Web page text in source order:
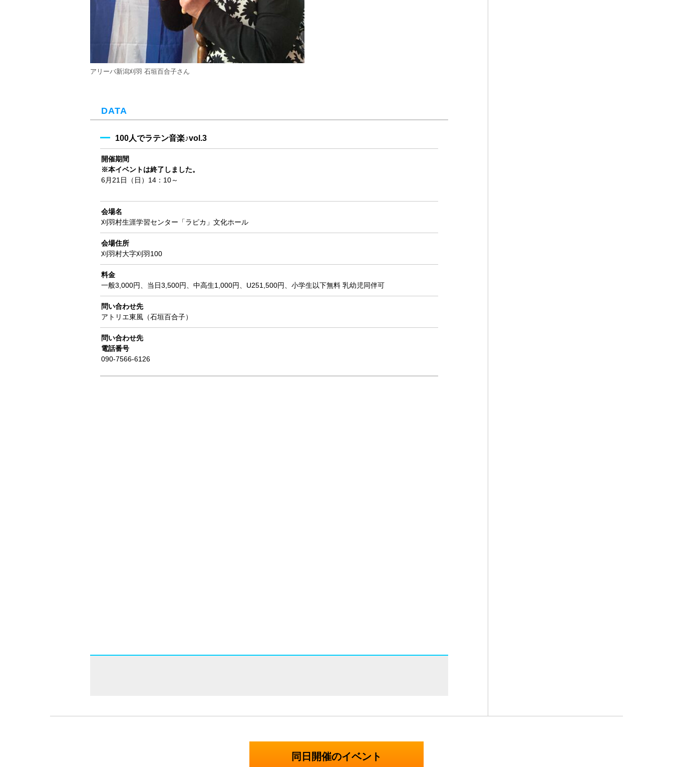
アリーバ新潟刈羽 石垣百合子さん
DATA
100人でラテン音楽♪vol.3
開催期間
※本イベントは終了しました。
6月21日（日）14：10～
会場名
刈羽村生涯学習センター「ラピカ」文化ホール
会場住所
刈羽村大字刈羽100
料金
一般3,000円、当日3,500円、中高生1,000円、U251,500円、小学生以下無料 乳幼児同伴可
問い合わせ先
アトリエ東風（石垣百合子）
問い合わせ先
電話番号
090-7566-6126
同日開催のイベント